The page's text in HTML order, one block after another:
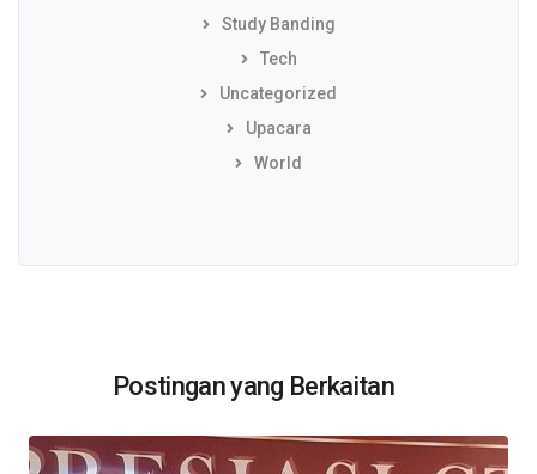
Study Banding
Tech
Uncategorized
Upacara
World
Postingan yang Berkaitan